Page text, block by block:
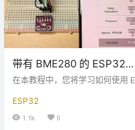
带有 BME280 的 ESP32
Web 服务器——高级气象站
在本教程中，您将学习如何使用
ME280 传感器模块的读数。
0 传感器测量温度、湿度和压力。
此，您可以轻松构建一个小型紧凑
ESP32
1.1k 0